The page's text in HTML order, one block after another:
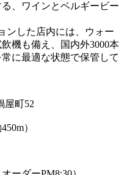
、ワインとベルギービー
ンした店内には、ウォー
機も備え、国内外3000本
に最適な状態で保管して
屋町52
）